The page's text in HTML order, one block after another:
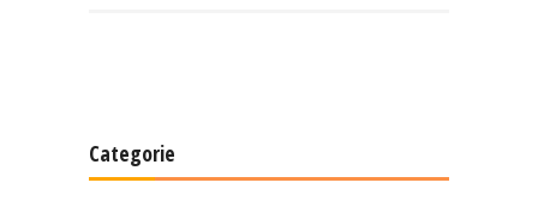
Categorie